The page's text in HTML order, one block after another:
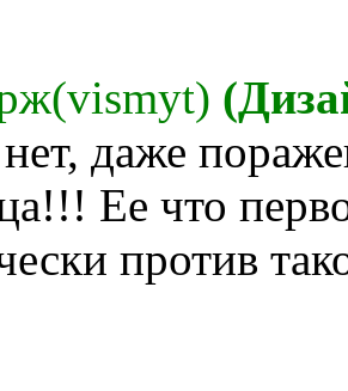
даже
Ее что
против